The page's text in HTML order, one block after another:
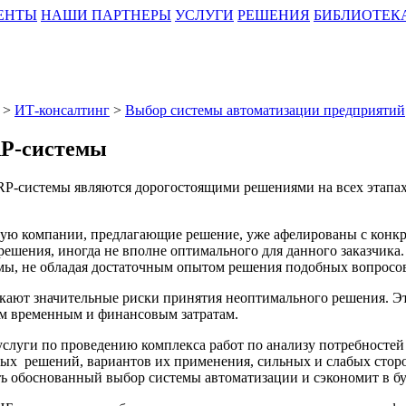
НАШИ ПАРТНЕРЫ УСЛУГИ РЕШЕНИЯ
> ИТ-консалтинг > Выбор системы автоматизации предприятий
системы
системы являются дорогостоящими решениями на всех
компании, предлагающие решение, уже афелированы с
иногда не вполне оптимального для данного
не обладая достаточным опытом решения подобных
значительные риски принятия неоптимального решения.
временным и финансовым затратам.
по проведению комплекса работ по анализу
решений, вариантов их применения, сильных и слабых
обоснованный выбор системы автоматизации и сэкономит в